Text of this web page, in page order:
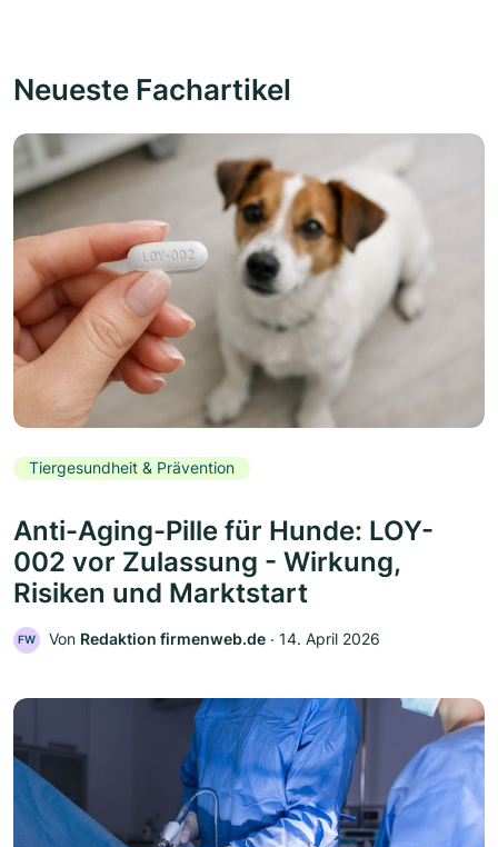
Neueste Fachartikel
Tiergesundheit & Prävention
Anti-Aging-Pille für Hunde: LOY-
002 vor Zulassung - Wirkung,
Risiken und Marktstart
FW Von Redaktion firmenweb.de ‧ 14. April 2026